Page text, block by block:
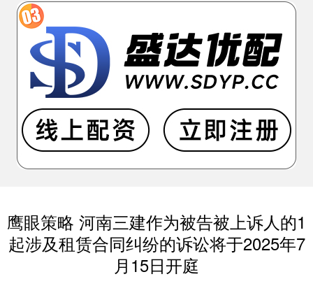
鹰眼策略 河南三建作为被告被上诉人的1
起涉及租赁合同纠纷的诉讼将于2025年7
月15日开庭